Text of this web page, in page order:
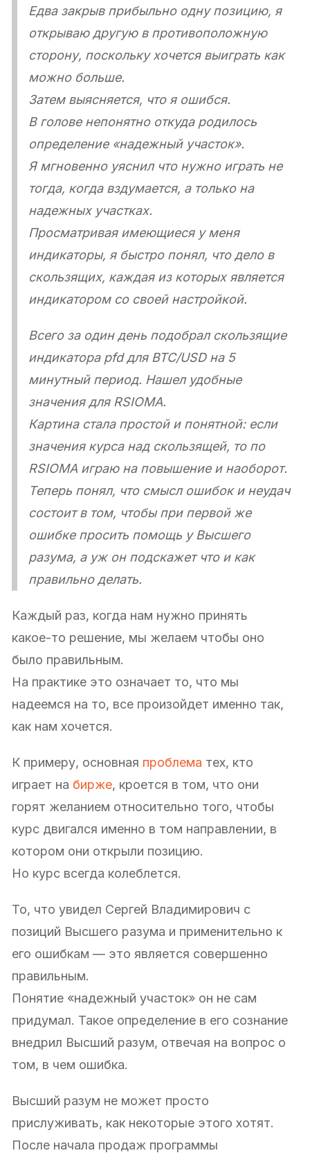
Едва закрыв прибыльно одну позицию, я
открываю другую в противоположную
сторону, поскольку хочется выиграть как
можно больше.
Затем выясняется, что я ошибся.
В голове непонятно откуда родилось
определение «надежный участок».
Я мгновенно уяснил что нужно играть не
тогда, когда вздумается, а только на
надежных участках.
Просматривая имеющиеся у меня
индикаторы, я быстро понял, что дело в
скользящих, каждая из которых является
индикатором со своей настройкой.
Всего за один день подобрал скользящие
индикатора pfd для BTC/USD на 5
минутный период. Нашел удобные
значения для RSIOMA.
Картина стала простой и понятной: если
значения курса над скользящей, то по
RSIOMA играю на повышение и наоборот.
Теперь понял, что смысл ошибок и неудач
состоит в том, чтобы при первой же
ошибке просить помощь у Высшего
разума, а уж он подскажет что и как
правильно делать.
Каждый раз, когда нам нужно принять
какое-то решение, мы желаем чтобы оно
было правильным.
На практике это означает то, что мы
надеемся на то, все произойдет именно так,
как нам хочется.
К примеру, основная проблема тех, кто
играет на бирже, кроется в том, что они
горят желанием относительно того, чтобы
курс двигался именно в том направлении, в
котором они открыли позицию.
Но курс всегда колеблется.
То, что увидел Сергей Владимирович с
позиций Высшего разума и применительно к
его ошибкам — это является совершенно
правильным.
Понятие «надежный участок» он не сам
придумал. Такое определение в его сознание
внедрил Высший разум, отвечая на вопрос о
том, в чем ошибка.
Высший разум не может просто
прислуживать, как некоторые этого хотят.
После начала продаж программы